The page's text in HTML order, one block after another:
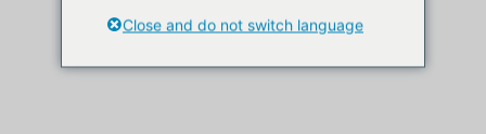
Close and do not switch language